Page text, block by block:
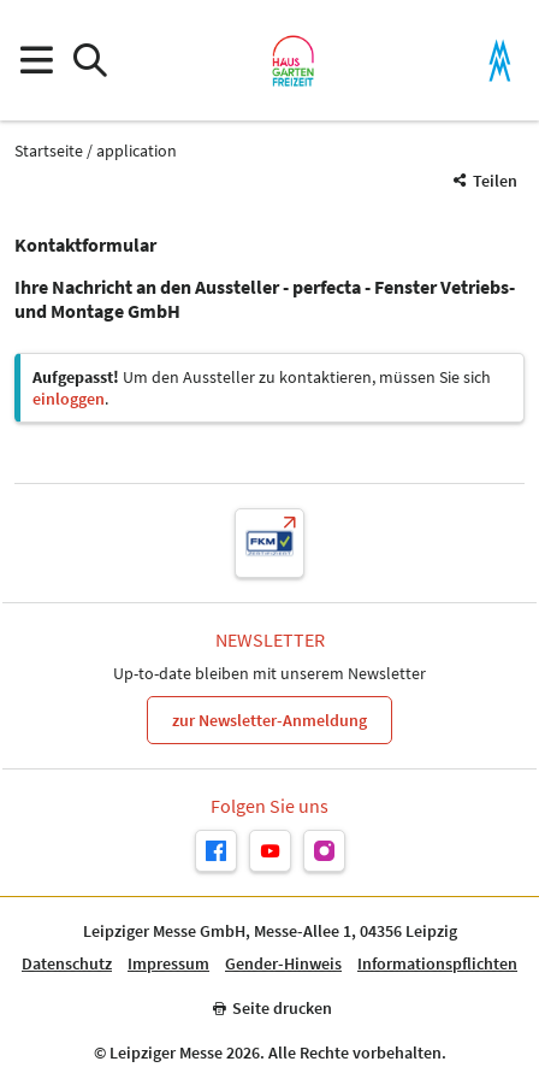
Startseite
application
Teilen
Kontaktformular
Ihre Nachricht an den Aussteller - perfecta - Fenster Vetriebs-
und Montage GmbH
Aufgepasst! Um den Aussteller zu kontaktieren, müssen Sie sich
einloggen.
NEWSLETTER
Up-to-date bleiben mit unserem Newsletter
zur Newsletter-Anmeldung
Folgen Sie uns
Leipziger Messe GmbH, Messe-Allee 1, 04356 Leipzig
Datenschutz
Impressum Gender-Hinweis Informationspflichten
Seite drucken
© Leipziger Messe 2026. Alle Rechte vorbehalten.